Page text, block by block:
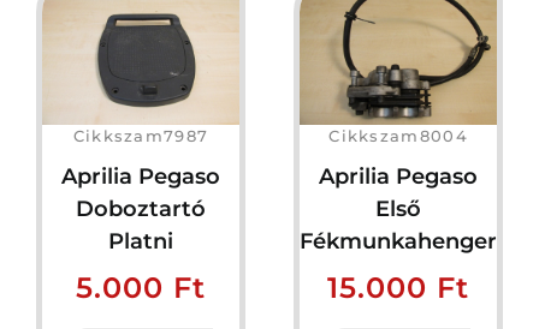
Cikkszam7987
Aprilia Pegaso
Doboztartó
Platni
5.000 Ft
Cikkszam8004
Aprilia Pegaso
Első
Fékmunkahenger
15.000 Ft